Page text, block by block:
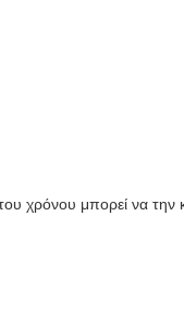
χρόνου μπορεί να την